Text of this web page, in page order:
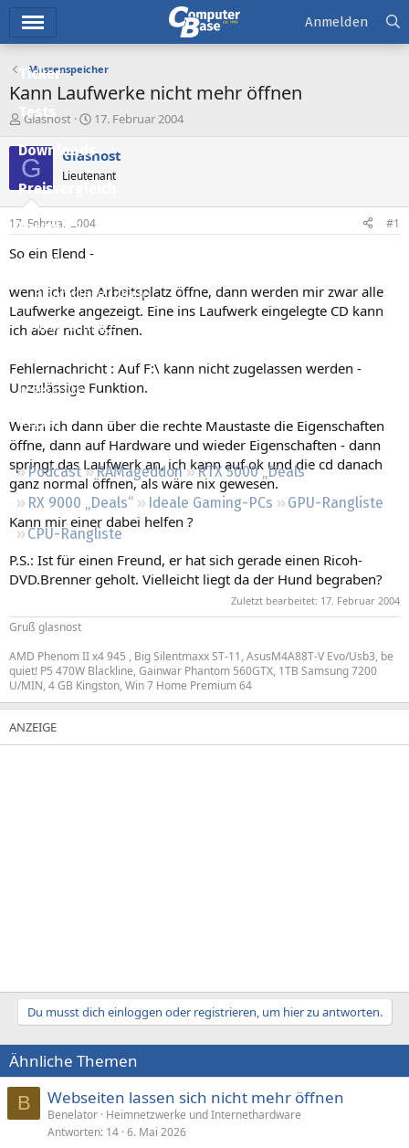
Ticker
Tests
Downloads
Preisvergleich
Forum
Aktuelles
Empfohlene Inhalte
Neue Beiträge
Leserartikel
Regeln
Podcast RAMageddon
RTX 5000 „Deals“
RX 9000 „Deals“
Ideale Gaming-PCs
GPU-Rangliste
CPU-Rangliste
Anmelden
Massenspeicher
Kann Laufwerke nicht mehr öffnen
E
s
t
e
e
r
Glasnost
E
s
e
l
t
17. Februar 2004
G Glasnost
Lieutenant
17. Februar 2004 #1
So ein Elend -
wenn ich den Arbeitsplatz öffne, dann werden mir zwar alle
Laufwerke angezeigt. Eine ins Laufwerk eingelegte CD kann
ich aber nicht öffnen.
Fehlernachricht : Auf F:\ kann nicht zugelassen werden -
Unzulässige Funktion.
Wenn ich dann über die rechte Maustaste die Eigenschaften
öffne, dann auf Hardware und wieder Eigenschaften - dann
springt das Laufwerk an, ich kann auf ok und die cd danach
ganz normal öffnen, als wäre nix gewesen.
Kann mir einer dabei helfen ?
P.S.: Ist für einen Freund, er hat sich gerade einen Ricoh-
DVD.Brenner geholt. Vielleicht liegt da der Hund begraben?
Zuletzt bearbeitet: 17. Februar 2004
Gruß glasnost
AMD Phenom II x4 945 , Big Silentmaxx ST-11, AsusM4A88T-V Evo/Usb3, be
quiet! P5 470W Blackline, Gainwar Phantom 560GTX, 1TB Samsung 7200
U/MIN, 4 GB Kingston, Win 7 Home Premium 64
Du musst dich einloggen oder registrieren, um hier zu antworten.
Ähnliche Themen
B Webseiten lassen sich nicht mehr öffnen
Benelator Heimnetzwerke und Internethardware
Antworten 14 6. Mai 2026